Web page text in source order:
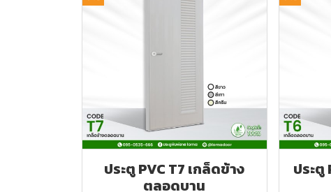
ประตู PVC T7 เกล็ดข้าง
ตลอดบาน
ประตู